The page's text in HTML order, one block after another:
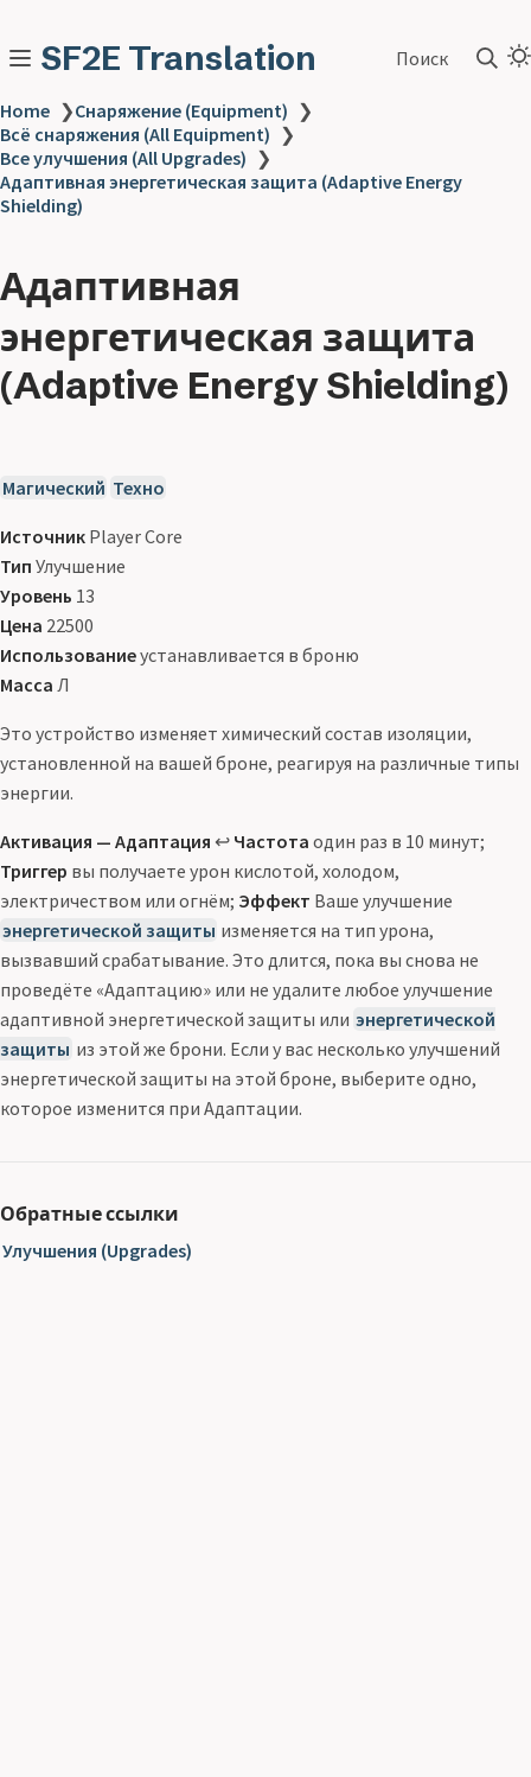
SF2E Translation Поиск
Home ❯Снаряжение (Equipment) ❯
Всё снаряжения (All Equipment) ❯
Все улучшения (All Upgrades) ❯
Адаптивная энергетическая защита (Adaptive Energy
Shielding)
Адаптивная
энергетическая защита
(Adaptive Energy Shielding)
Магический Техно
Источник Player Core
Тип Улучшение
Уровень 13
Цена 22500
Использованиеустанавливается в броню
Масса Л
Это устройство изменяет химический состав изоляции,
установленной на вашей броне, реагируя на различные типы
энергии.
Активация — Адаптация ↩ Частота один раз в 10 минут;
Триггер вы получаете урон кислотой, холодом,
электричеством или огнём; Эффект Ваше улучшение
энергетической защиты изменяется на тип урона,
вызвавший срабатывание. Это длится, пока вы снова не
проведёте «Адаптацию» или не удалите любое улучшение
адаптивной энергетической защиты или энергетической
защиты из этой же брони. Если у вас несколько улучшений
энергетической защиты на этой броне, выберите одно,
которое изменится при Адаптации.
Обратные ссылки
Улучшения (Upgrades)